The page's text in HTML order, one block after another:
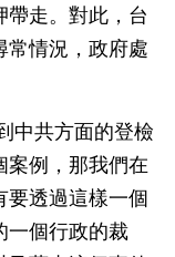
帶走。對此，台
常情況，政府處
中共方面的登檢
案例，那我們在
要透過這樣一個
一個行政的裁